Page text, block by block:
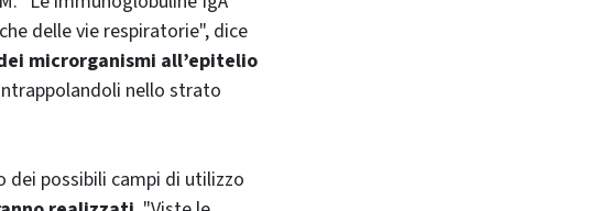
delle vie respiratorie", dice
microrganismi all’epitelio
nello strato
dei possibili campi di utilizzo